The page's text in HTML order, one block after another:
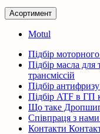
Асортимент
Motul
Підбір
Підбір масла для
трансміссій
Підбір антифризу
Підбір ATF в ГП
Що таке
Співпраця з нами
Контакти